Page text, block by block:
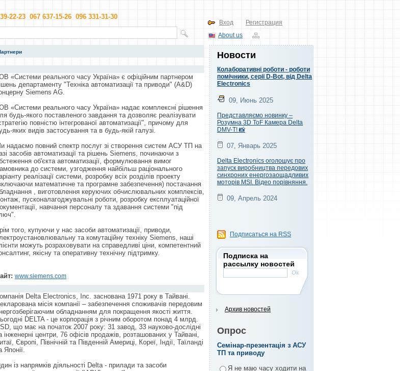
22-23 067 637-15-26 096 331-31-30
Вход
Регистрация
About us
«Системи реального часу Україна» є офіційним партнером
департаменту "Техніка автоматизації та приводи" (A&D)
Siemens AG.
«Системи реального часу Україна» надає комплексні рішення
будь-якого поставленого завдання та дозволяє реалізувати
повністю інтегрованої автоматизації", причому для
яких видів застосування та в будь-якій галузі.
надаємо повний спектр послуг зі створення систем АСУ ТП на
засобів автоматизації та рішень Siemens, починаючи з
об'єкта автоматизації, формулювання вимог
до системи, узгодження найбільш раціонального
реалізації системи, розробку всіх розділів проекту
математичне та програмне забезпечення) постачання
, виготовлення керуючих обчислювальних комплексів,
пусконалагоджувальні роботи, розробку експлуатаційної
навчання персоналу та здавання системи "під
того, купуючи у нас засоби автоматизації, приводи,
та комутаційну техніку Siemens, наші
можуть розраховувати на справедливі ціни, компетентний
якісну та оперативну технічну підтримку.
www.siemens.com
Delta Electronics, Inc. заснована 1971 року в Тайвані.
місія компанії – забезпечення споживачів передовим
обладнанням для покращення якості життя.
DELTA - це корпорація з річним оборотом понад 4 млрд.
що має на початок 2007 року: 31 завод, 33 науково-дослідні
інженерні центри, 76 офісів продажів, розташованих у Тайвані,
Європі, Північній та Південній Америці, Кореї, Індії, Таїланді
Японії.
із напрямків діяльності Delta - прилади та засоби
Новости
Колаборативні роботи - роботи
помічники, серії D-Bot, від Delta
Electronics
09, Июнь 2025
Представляємо новинку –
Розумна 3D ToF Камера Delta
DMV-T! 📸
07, Январь 2025
Delta Electronics оголошує про
запуск виробництва передових
синхроних енергозаощадливих
моторів MSI. Відео порівняння.
09, Апрель 2024
Подписаться на RSS
Подписка на
рассылку новостей
Архив новостей
Опрос
Семінар-презентація з АСУ
ТП та приводу
Я не маю часу ходити на